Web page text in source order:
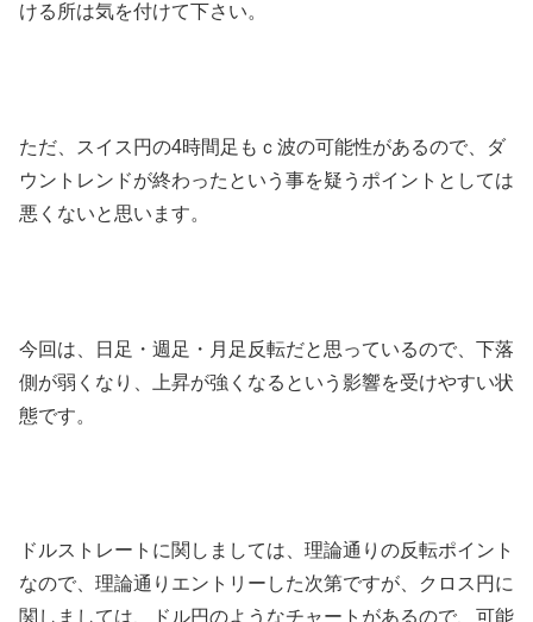
ける所は気を付けて下さい。
ただ、スイス円の4時間足もｃ波の可能性があるので、ダ
ウントレンドが終わったという事を疑うポイントとしては
悪くないと思います。
今回は、日足・週足・月足反転だと思っているので、下落
側が弱くなり、上昇が強くなるという影響を受けやすい状
態です。
ドルストレートに関しましては、理論通りの反転ポイント
なので、理論通りエントリーした次第ですが、クロス円に
関しましては、ドル円のようなチャートがあるので、可能